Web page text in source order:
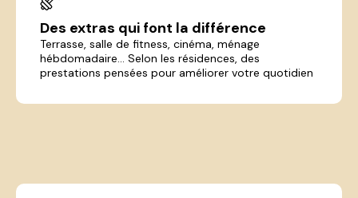
Des extras qui font la différence
Terrasse, salle de fitness, cinéma, ménage
hébdomadaire... Selon les résidences, des
prestations pensées pour améliorer votre quotidien